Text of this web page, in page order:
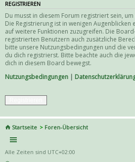
REGISTRIEREN
Du musst in diesem Forum registriert sein,
Die Registrierung ist in wenigen
auf weitere Funktionen zuzugreifen. Die
registrierten Benutzern auch zusätzliche
bitte unsere Nutzungsbedingungen und die
du dich registrierst. Bitte beachte auch die
dich in diesem Board bewegst.
Nutzungsbedingungen |
Startseite Foren-Übersicht
Alle Zeiten sind UTC+02:00